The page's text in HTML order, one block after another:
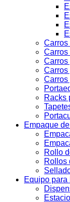
Carros
Carros
Carros
Carros
Carros
Racks
Empaque
Rollo
Rollos
Equipo para